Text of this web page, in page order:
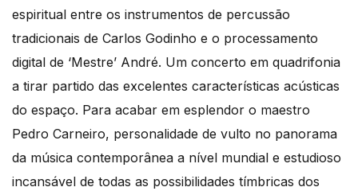
espiritual entre os instrumentos de percussão
tradicionais de Carlos Godinho e o processamento
digital de ‘Mestre’ André. Um concerto em quadrifonia
a tirar partido das excelentes características acústicas
do espaço. Para acabar em esplendor o maestro
Pedro Carneiro, personalidade de vulto no panorama
da música contemporânea a nível mundial e estudioso
incansável de todas as possibilidades tímbricas dos